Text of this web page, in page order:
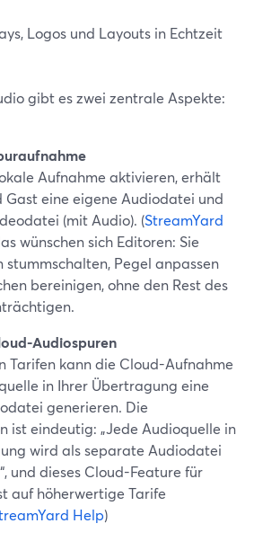
Logos und Layouts in Echtzeit
gibt es zwei zentrale Aspekte:
Aufnahme aktivieren, erhält
Gast eine eigene Audiodatei und
(mit Audio). (StreamYard
wünschen sich Editoren: Sie
stummschalten, Pegel anpassen
bereinigen, ohne den Rest des
Audiospuren
Tarifen kann die Cloud-Aufnahme
in Ihrer Übertragung eine
generieren. Die
ist eindeutig: „Jede Audioquelle in
wird als separate Audiodatei
und dieses Cloud-Feature für
auf höherwertige Tarife
Help)